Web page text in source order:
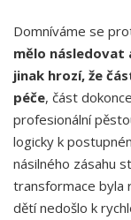
Domníváme se
mělo následovat
jinak hrozí, že
péče, část
profesionální
logicky k
násilného zásahu
transformace byla
dětí nedošlo k